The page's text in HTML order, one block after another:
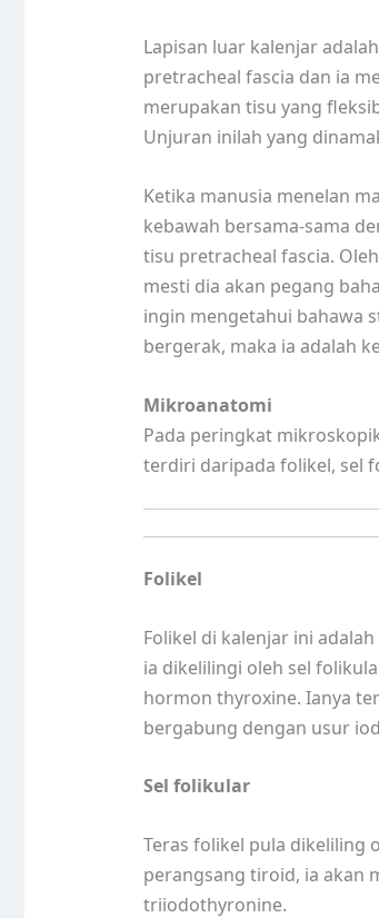
Lapisan luar kalenjar
pretracheal fascia dan ia
merupakan tisu yang
Unjuran inilah yang
Ketika manusia menelan
kebawah bersama-sama
tisu pretracheal fascia.
mesti dia akan pegang
ingin mengetahui bahawa
bergerak, maka ia adalah
Mikroanatomi
Pada peringkat
terdiri daripada folikel, sel
Folikel
Folikel di kalenjar ini
ia dikelilingi oleh sel
hormon thyroxine. Ianya
bergabung dengan usur
Sel folikular
Teras folikel pula dikeliling
perangsang tiroid, ia akan
triiodothyronine.